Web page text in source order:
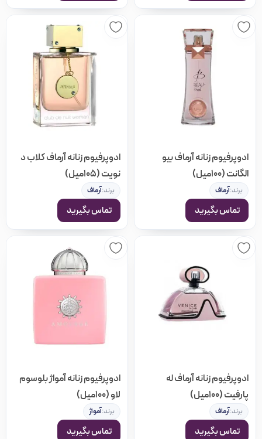
ادوپرفیوم زنانه آرماف بیو
الگانت (100میل)
برند:آرماف
تماس بگیرید
ادوپرفیوم زنانه آرماف کلاب د
نویت (105میل)
برند:آرماف
تماس بگیرید
ادوپرفیوم زنانه آرماف له
پارفیت (100میل)
برند:آرماف
تماس بگیرید
ادوپرفیوم زنانه آمواژ بلوسوم
لاو (100میل)
برند:آمواژ
تماس بگیرید